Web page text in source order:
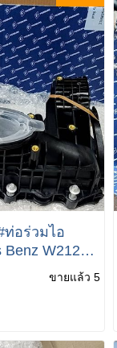
ท่อร่วมไอ
W212 W447
ขายแล้ว 5